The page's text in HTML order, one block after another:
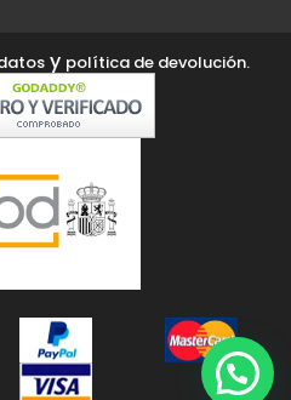
y política de devolución.